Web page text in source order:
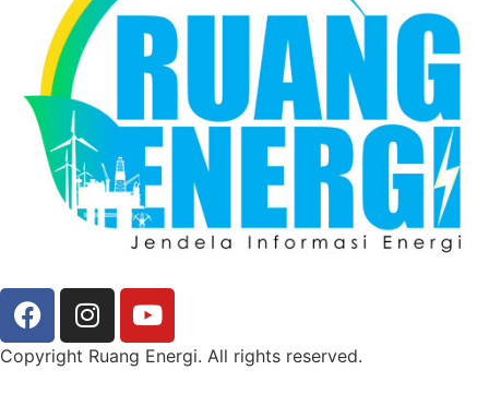
Copyright Ruang Energi. All rights reserved.